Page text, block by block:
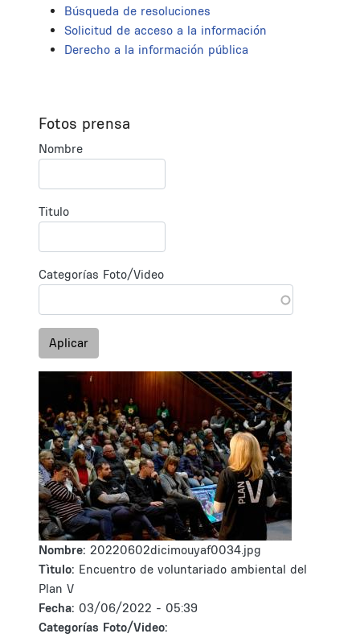
Búsqueda de resoluciones
Solicitud de acceso a la información
Derecho a la información pública
Fotos prensa
Nombre
Titulo
Categorías Foto/Video
Aplicar
Nombre: 20220602dicimouyaf0034.jpg
Tìtulo: Encuentro de voluntariado ambiental del
Plan V
Fecha: 03/06/2022 - 05:39
Categorías Foto/Video: